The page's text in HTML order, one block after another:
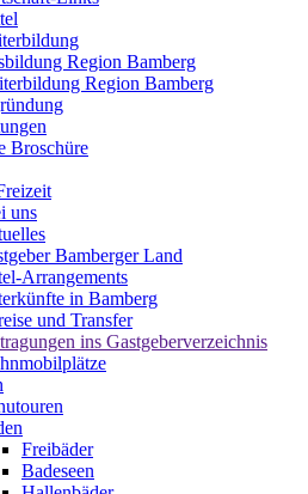
Region Bamberg
Region Bamberg
Broschüre
uns
Bamberger Land
Arrangements
in Bamberg
und Transfer
ins Gastgeberverzeichnis
Freibäder
Badeseen